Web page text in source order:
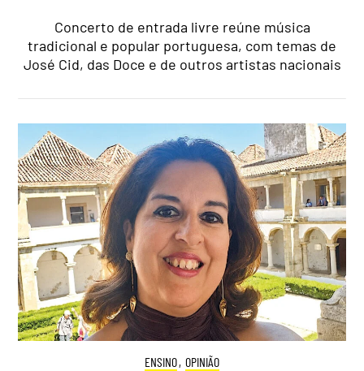
Concerto de entrada livre reúne música
tradicional e popular portuguesa, com temas de
José Cid, das Doce e de outros artistas nacionais
ENSINO, OPINIÃO